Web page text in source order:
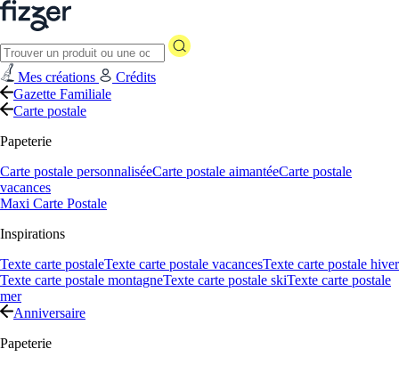
Mes créations
Crédits
Gazette Familiale
Carte postale
Papeterie
Carte postale personnaliséeCarte postale aimantéeCarte postale
vacances
Maxi Carte Postale
Inspirations
Texte carte postaleTexte carte postale vacancesTexte carte postale hiver
Texte carte postale montagneTexte carte postale skiTexte carte postale
mer
Anniversaire
Papeterie